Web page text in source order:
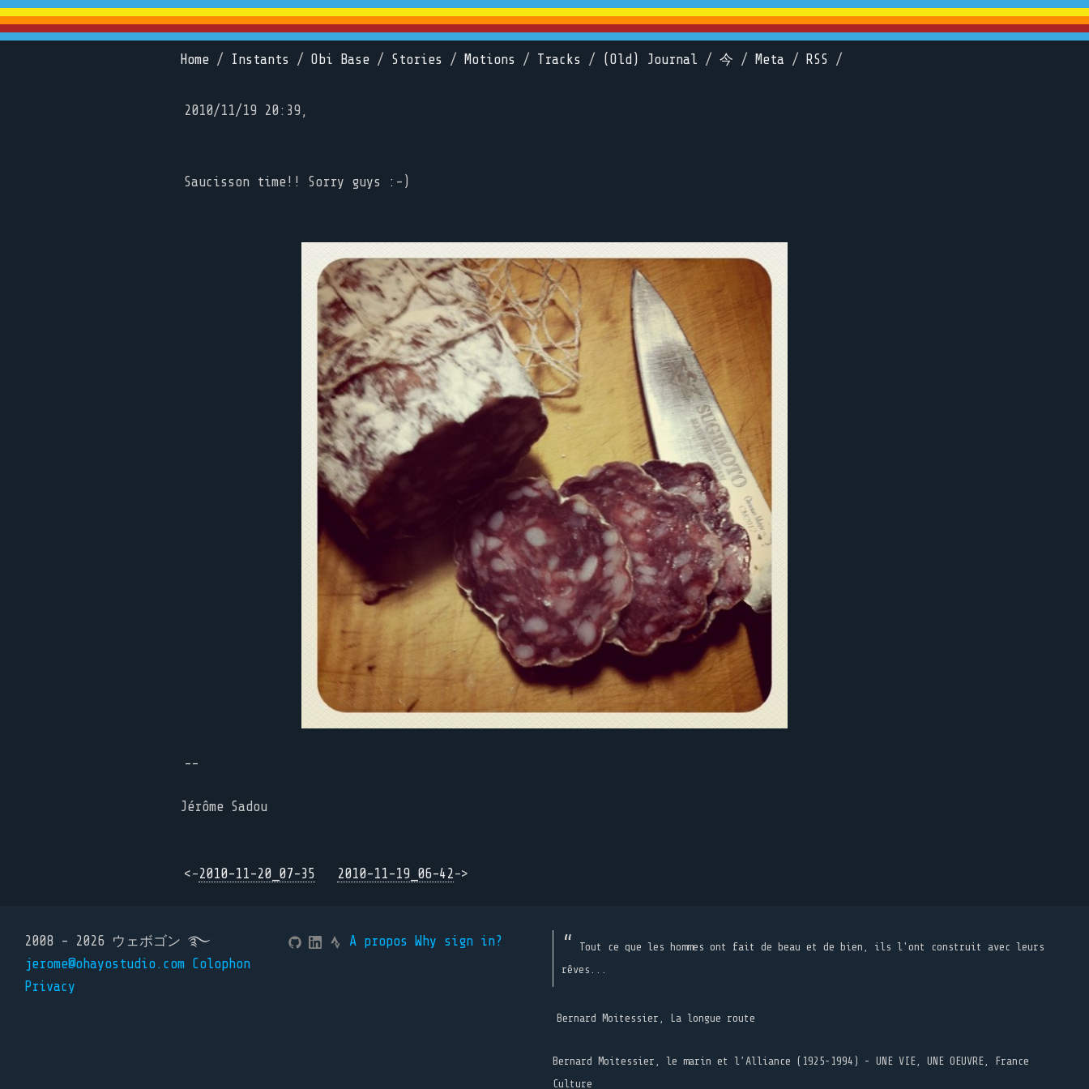
Home / Instants / Obi Base / Stories / Motions / Tracks / (Old) Journal / 今 / Meta / RSS /
2010/11/19 20:39,
Saucisson time!! Sorry guys :-)
--
Jérôme Sadou
<-2010-11-20_07-35 2010-11-19_06-42->
2008 - 2026 ウェボゴン ࿐
jerome@ohayostudio.com Colophon
Privacy
A propos Why sign in?
Tout ce que les hommes ont fait de beau et de bien, ils l'ont construit avec leurs
rêves...
Bernard Moitessier, La longue route
Bernard Moitessier, le marin et l’Alliance (1925-1994) - UNE VIE, UNE OEUVRE, France
Culture